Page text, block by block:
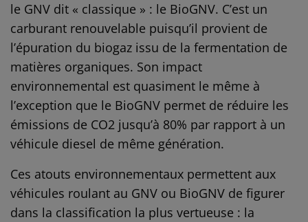
le GNV dit « classique » : le BioGNV. C’est un
carburant renouvelable puisqu’il provient de
l’épuration du biogaz issu de la fermentation de
matières organiques. Son impact
environnemental est quasiment le même à
l’exception que le BioGNV permet de réduire les
émissions de CO2 jusqu’à 80% par rapport à un
véhicule diesel de même génération.
Ces atouts environnementaux permettent aux
véhicules roulant au GNV ou BioGNV de figurer
dans la classification la plus vertueuse : la